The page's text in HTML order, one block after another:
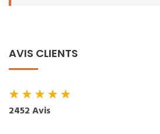
AVIS CLIENTS
★★★★★
2452 Avis